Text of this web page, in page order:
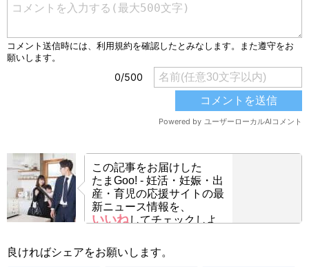
この記事をお届けした
たまGoo! - 妊活・妊娠・出
産・育児の応援サイトの最
新ニュース情報を、
いいねしてチェックしよ
良ければシェアをお願いします。